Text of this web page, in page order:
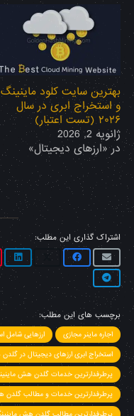
بهترین سایت کلود ماینینگ
و استخراج ابری در سال
۲۰۲۶ (تست اعتبار)
ژانویه 2, 2026
در «ارزهای دیجیتال»
اشتراک گذاری این مطلب:
برچسب های این مطلب:
اجاره ماینر مجازی ارزهایی شامل
استخراج ابری ارزهای دیجیتال در
پرطرفدارترین خدمات گلدن هش
پرطرفدارترین خدمات و مطالب گلدن